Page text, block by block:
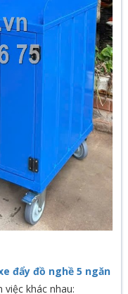
đẩy đồ nghề 5 ngăn
khác nhau: